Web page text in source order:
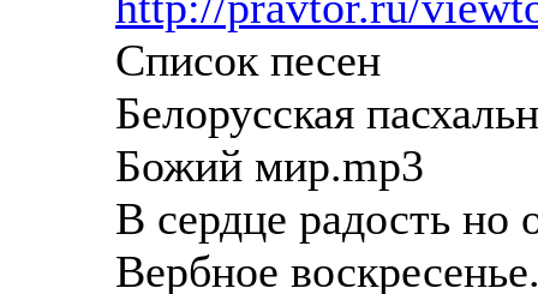
Список песен
Белорусская
Божий мир.mp3
В сердце радость но
Вербное